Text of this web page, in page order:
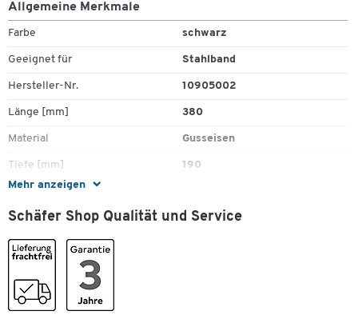
Mehr anzeigen
Allgemeine Merkmale
Farbe schwarz
Geeignet für Stahlband
Hersteller-Nr. 10905002
Länge [mm] 380
Material Gusseisen
Tiefe [mm] 190
Bandbreite [mm]
Breite [mm]
Schäfer Shop Qualität und Service
Zum Zoomen doppeltippen